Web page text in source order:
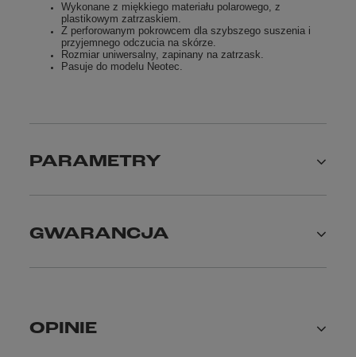
Wykonane z miękkiego materiału polarowego, z
plastikowym zatrzaskiem.
Z perforowanym pokrowcem dla szybszego suszenia i
przyjemnego odczucia na skórze.
Rozmiar uniwersalny, zapinany na zatrzask.
Pasuje do modelu Neotec.
PARAMETRY
GWARANCJA
OPINIE